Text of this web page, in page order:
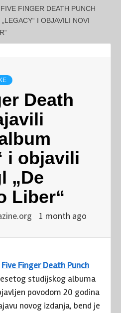
FIVE FINGER DEATH PUNCH
I OBJAVILI NOVI
Death
i objavili
„De
Liber“
1 month ago
Five Finger Death Punch
studijskog albuma
povodom 20 godina
novog izdanja, bend je